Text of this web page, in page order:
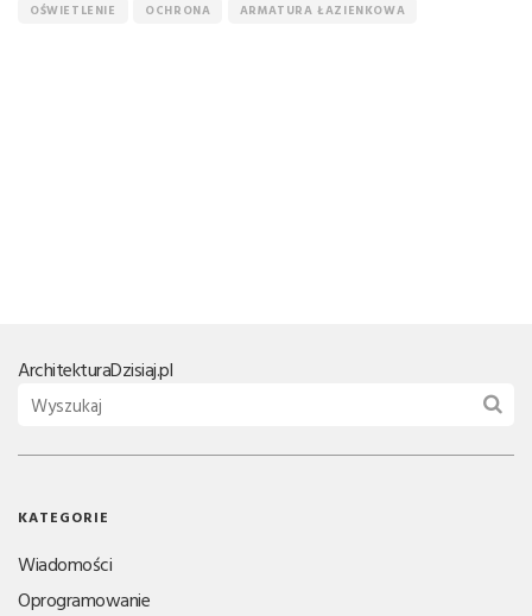
OŚWIETLENIE OCHRONA ARMATURA ŁAZIENKOWA
ArchitekturaDzisiaj.pl
KATEGORIE
Wiadomości
Oprogramowanie